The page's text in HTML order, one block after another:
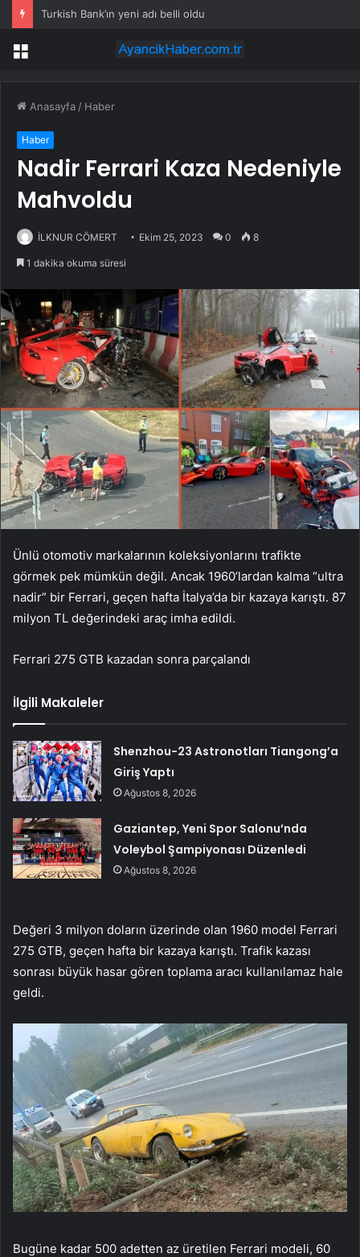
Turkish Bank’ın yeni adı belli oldu
Menü
Anasayfa / Haber
Haber
Nadir Ferrari Kaza Nedeniyle
Mahvoldu
İLKNUR CÖMERT Ekim 25, 2023 0 8
1 dakika okuma süresi
Ünlü otomotiv markalarının koleksiyonlarını trafikte
görmek pek mümkün değil. Ancak 1960’lardan kalma “ultra
nadir” bir Ferrari, geçen hafta İtalya’da bir kazaya karıştı. 87
milyon TL değerindeki araç imha edildi.
Ferrari 275 GTB kazadan sonra parçalandı
İlgili Makaleler
Shenzhou-23 Astronotları Tiangong’a
Giriş Yaptı
Ağustos 8, 2026
Gaziantep, Yeni Spor Salonu’nda
Voleybol Şampiyonası Düzenledi
Ağustos 8, 2026
Değeri 3 milyon doların üzerinde olan 1960 model Ferrari
275 GTB, geçen hafta bir kazaya karıştı. Trafik kazası
sonrası büyük hasar gören toplama aracı kullanılamaz hale
geldi.
Bugüne kadar 500 adetten az üretilen Ferrari modeli, 60